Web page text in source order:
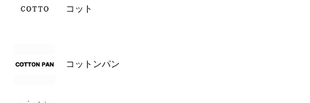
コット
コットンパン